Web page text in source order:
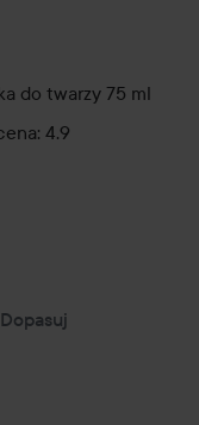
do twarzy 75 ml
4.9
Dopasuj